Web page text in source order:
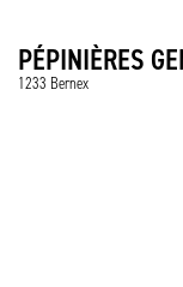
PÉPINIÈRES
1233 Bernex